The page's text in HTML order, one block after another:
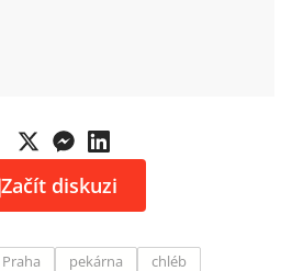
Začít diskuzi
Praha pekárna
chléb